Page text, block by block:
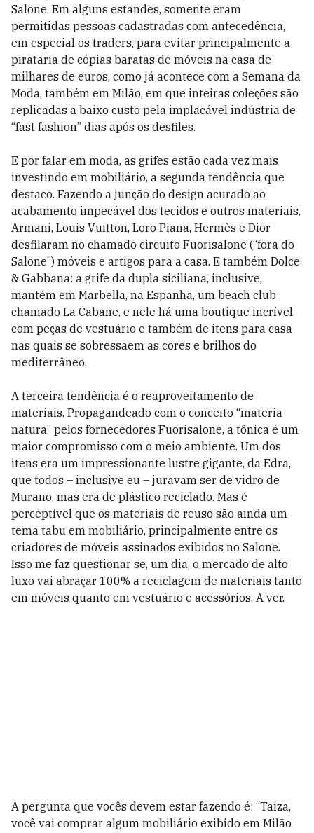
Salone. Em alguns estandes, somente eram
permitidas pessoas cadastradas com antecedência,
em especial os traders, para evitar principalmente a
pirataria de cópias baratas de móveis na casa de
milhares de euros, como já acontece com a Semana da
Moda, também em Milão, em que inteiras coleções são
replicadas a baixo custo pela implacável indústria de
“fast fashion” dias após os desfiles.
E por falar em moda, as grifes estão cada vez mais
investindo em mobiliário, a segunda tendência que
destaco. Fazendo a junção do design acurado ao
acabamento impecável dos tecidos e outros materiais,
Armani, Louis Vuitton, Loro Piana, Hermès e Dior
desfilaram no chamado circuito Fuorisalone (“fora do
Salone”) móveis e artigos para a casa. E também Dolce
& Gabbana: a grife da dupla siciliana, inclusive,
mantém em Marbella, na Espanha, um beach club
chamado La Cabane, e nele há uma boutique incrível
com peças de vestuário e também de itens para casa
nas quais se sobressaem as cores e brilhos do
mediterrâneo.
A terceira tendência é o reaproveitamento de
materiais. Propagandeado com o conceito “materia
natura” pelos fornecedores Fuorisalone, a tônica é um
maior compromisso com o meio ambiente. Um dos
itens era um impressionante lustre gigante, da Edra,
que todos – inclusive eu – juravam ser de vidro de
Murano, mas era de plástico reciclado. Mas é
perceptível que os materiais de reuso são ainda um
tema tabu em mobiliário, principalmente entre os
criadores de móveis assinados exibidos no Salone.
Isso me faz questionar se, um dia, o mercado de alto
luxo vai abraçar 100% a reciclagem de materiais tanto
em móveis quanto em vestuário e acessórios. A ver.
A pergunta que vocês devem estar fazendo é: “Taiza,
você vai comprar algum mobiliário exibido em Milão